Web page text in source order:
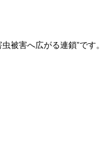
被害へ広がる連鎖”です。